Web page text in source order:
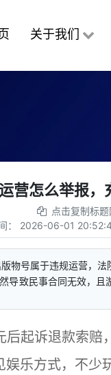
关于我们
营怎么举报，
点击复制标
： 2026-06-01
物号属于违规运营，
导致民事合同无效，
后起诉退款索赔
乐方式，不少